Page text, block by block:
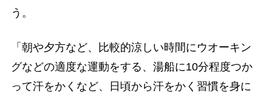
う。
「朝や夕方など、比較的涼しい時間にウオーキン
グなどの適度な運動をする、湯船に10分程度つか
って汗をかくなど、日頃から汗をかく習慣を身に